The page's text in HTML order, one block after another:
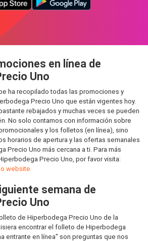
en línea de
Uno
ha recopilado todas las promociones y
Precio Uno que están vigentes hoy.
rebajados y muchas veces se pueden
No solo contamos con información sobre
y los folletos (en línea), sino
horarios de apertura y las ofertas semanales
Precio Uno más cercana a ti. Para más
Precio Uno, por favor visita:
website
semana de
Uno
de Hiperbodega Precio Uno de la
encontrar el folleto de Hiperbodega
entrante en línea" son preguntas que nos